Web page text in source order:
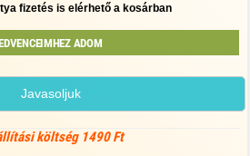
fizetés is elérhető a kosárban
ADOM
Javasoljuk
költség 1490 Ft